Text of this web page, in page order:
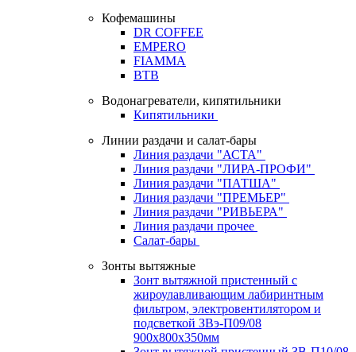
Кофемашины
DR COFFEE
EMPERO
FIAMMA
BTB
Водонагреватели, кипятильники
Кипятильники
Линии раздачи и салат-бары
Линия раздачи "АСТА"
Линия раздачи "ЛИРА-ПРОФИ"
Линия раздачи "ПАТША"
Линия раздачи "ПРЕМЬЕР"
Линия раздачи "РИВЬЕРА"
Линия раздачи прочее
Салат-бары
Зонты вытяжные
Зонт вытяжной пристенный с
жироулавливающим лабиринтным
фильтром, электровентилятором и
подсветкой ЗВэ-П09/08
900х800х350мм